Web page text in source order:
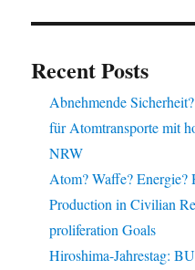
Recent Posts
Abnehmende
für Atomtransporte mit
NRW
Atom? Waffe?
Production in Civilian
proliferation Goals
Hiroshima-Jahrestag: